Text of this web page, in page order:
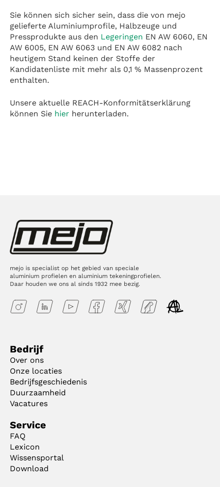
Sie können sich sicher sein, dass die von mejo
gelieferte Aluminiumprofile, Halbzeuge und
Pressprodukte aus den Legeringen EN AW 6060, EN
AW 6005, EN AW 6063 und EN AW 6082 nach
heutigem Stand keinen der Stoffe der
Kandidatenliste mit mehr als 0,1 % Massenprozent
enthalten.
Unsere aktuelle REACH-Konformitätserklärung
können Sie hier herunterladen.
mejo is specialist op het gebied van speciale
aluminium profielen en aluminium tekeningprofielen.
Daar houden we ons al sinds 1932 mee bezig.
Bedrijf
Over ons
Onze locaties
Bedrijfsgeschiedenis
Duurzaamheid
Vacatures
Service
FAQ
Lexicon
Wissensportal
Download